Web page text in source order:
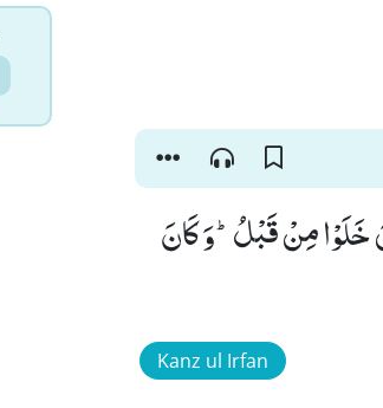
خَلَوْا مِنْ قَبْلُؕ-وَ كَانَ
Kanz ul Irfan